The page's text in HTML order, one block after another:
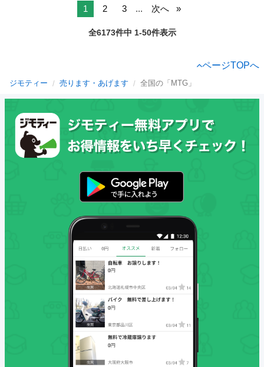
1 2 3 ... 次へ
全6173件中 1-50件表示
ページTOPへ
ジモティー 売ります・あげます 全国の「MTG」